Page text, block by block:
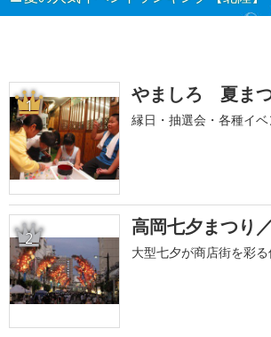
1 やましろ 夏ま
縁日・抽選会・各種イ
2 高岡七夕まつり
大型七夕が商店街を彩